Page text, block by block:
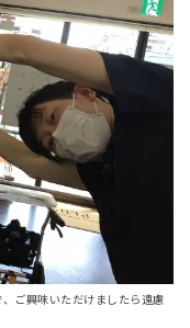
ご興味いただけましたら遠慮